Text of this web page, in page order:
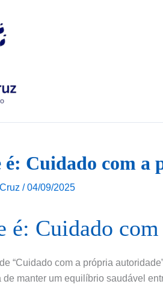
é: Cuidado com
/04/09/2025
é: Cuidado
“Cuidado com a própria
de manter um equilíbrio saudável